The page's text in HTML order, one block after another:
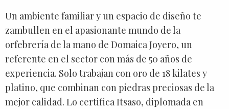
Un ambiente familiar y un espacio de diseño te
zambullen en el apasionante mundo de la
orfebrería de la mano de Domaica Joyero, un
referente en el sector con más de 50 años de
experiencia. Solo trabajan con oro de 18 kilates y
platino, que combinan con piedras preciosas de la
mejor calidad. Lo certifica Itsaso, diplomada en